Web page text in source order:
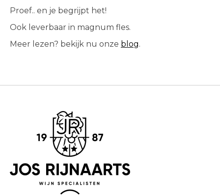
Proef.. en je begrijpt het!
Ook leverbaar in magnum fles.
Meer lezen? bekijk nu onze blog.